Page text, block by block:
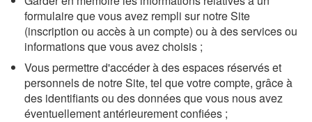
formulaire que vous avez rempli sur notre Site
(inscription ou accès à un compte) ou à des services ou
informations que vous avez choisis ;
Vous permettre d'accéder à des espaces réservés et
personnels de notre Site, tel que votre compte, grâce à
des identifiants ou des données que vous nous avez
éventuellement antérieurement confiées ;